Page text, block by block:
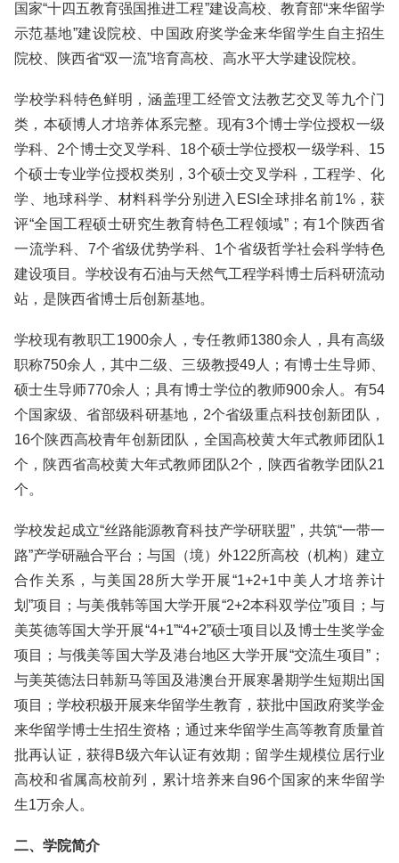
国家“十四五教育强国推进工程”建设高校、教育部“来华留学
示范基地”建设院校、中国政府奖学金来华留学生自主招生
院校、陕西省“双一流”培育高校、高水平大学建设院校。
学校学科特色鲜明，涵盖理工经管文法教艺交叉等九个门
类，本硕博人才培养体系完整。现有3个博士学位授权一级
学科、2个博士交叉学科、18个硕士学位授权一级学科、15
个硕士专业学位授权类别，3个硕士交叉学科，工程学、化
学、地球科学、材料科学分别进入ESI全球排名前1%，获
评“全国工程硕士研究生教育特色工程领域”；有1个陕西省
一流学科、7个省级优势学科、1个省级哲学社会科学特色
建设项目。学校设有石油与天然气工程学科博士后科研流动
站，是陕西省博士后创新基地。
学校现有教职工1900余人，专任教师1380余人，具有高级
职称750余人，其中二级、三级教授49人；有博士生导师、
硕士生导师770余人；具有博士学位的教师900余人。有54
个国家级、省部级科研基地，2个省级重点科技创新团队，
16个陕西高校青年创新团队，全国高校黄大年式教师团队1
个，陕西省高校黄大年式教师团队2个，陕西省教学团队21
个。
学校发起成立“丝路能源教育科技产学研联盟”，共筑“一带一
路”产学研融合平台；与国（境）外122所高校（机构）建立
合作关系，与美国28所大学开展“1+2+1中美人才培养计
划”项目；与美俄韩等国大学开展“2+2本科双学位”项目；与
美英德等国大学开展“4+1”“4+2”硕士项目以及博士生奖学金
项目；与俄美等国大学及港台地区大学开展“交流生项目”；
与美英德法日韩新马等国及港澳台开展寒暑期学生短期出国
项目；学校积极开展来华留学生教育，获批中国政府奖学金
来华留学博士生招生资格；通过来华留学生高等教育质量首
批再认证，获得B级六年认证有效期；留学生规模位居行业
高校和省属高校前列，累计培养来自96个国家的来华留学
生1万余人。
二、学院简介